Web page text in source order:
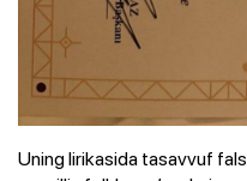
Uning lirikasida tasavvuf